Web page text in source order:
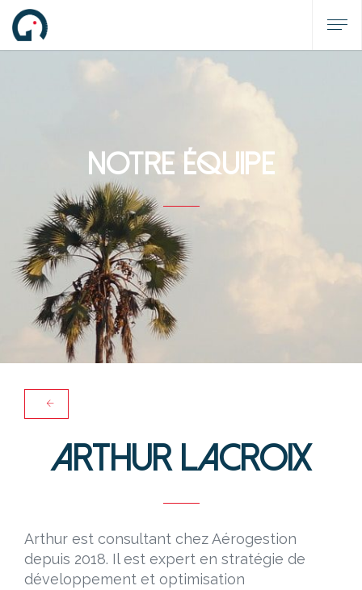
NOTRE ÉQUIPE
Arthur LACROIX
Arthur est consultant chez Aérogestion
depuis 2018. Il est expert en stratégie de
développement et optimisation